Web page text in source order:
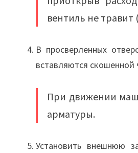
вентиль не
В просверленных
вставляются скошенной
При движении
арматуры.
Установить внешнюю